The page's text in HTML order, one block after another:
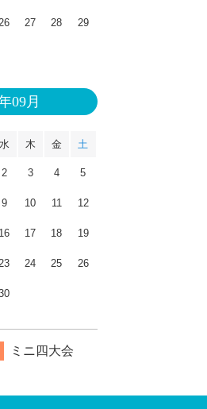
27 28 29
09月
水 木 金 土
2 3 4 5
9 10 11 12
16 17 18 19
24 25 26
ミニ四大会